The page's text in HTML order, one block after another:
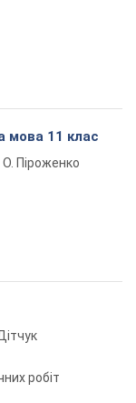
мова 11 клас
Піроженко
робіт